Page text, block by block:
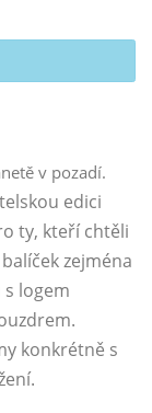
edici
ty, kteří chtěli
zejména
logem
konkrétně s